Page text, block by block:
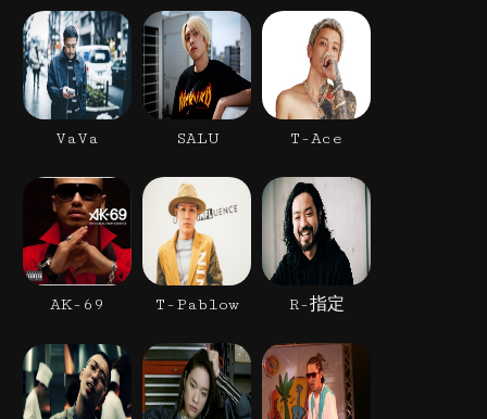
VaVa SALU T-Ace
AK-69 T-Pablow R-指定